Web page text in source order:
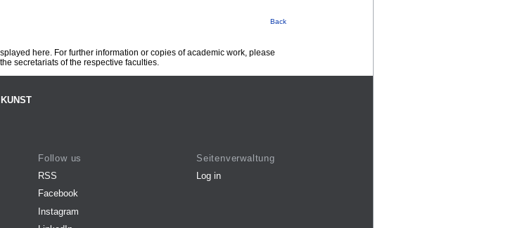
Back
here. For further information or copies of academic work, please
secretariats of the respective faculties.
Follow us
RSS
Facebook
Instagram
Seitenverwaltung
Log in